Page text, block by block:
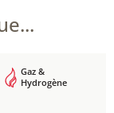
Gaz &
Hydrogène